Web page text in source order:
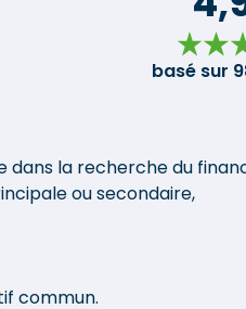
des
qui
basé sur
dans la recherche du
ou secondaire,
commun.